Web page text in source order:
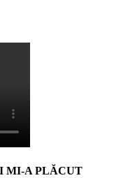
MI-A PLĂCUT